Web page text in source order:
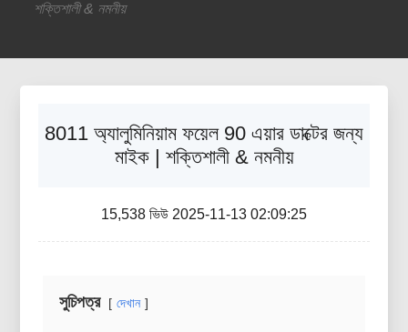
শক্তিশালী & নমনীয়
8011 অ্যালুমিনিয়াম ফয়েল 90 এয়ার ডাক্টের জন্য
মাইক | শক্তিশালী & নমনীয়
15,538 ভিউ 2025-11-13 02:09:25
সুচিপত্র দেখান